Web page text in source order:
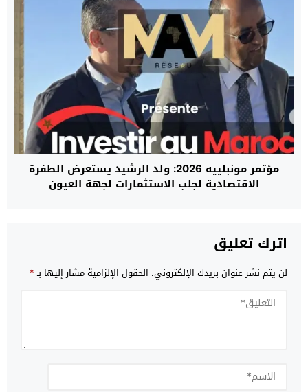
مؤتمر مونبلييه 2026: ولد الرشيد يستعرض الطفرة
الاقتصادية لجلب الاستثمارات لجهة العيون
اترك تعليق
لن يتم نشر عنوان بريدك الإلكتروني. الحقول الإلزامية مشار إليها بـ*